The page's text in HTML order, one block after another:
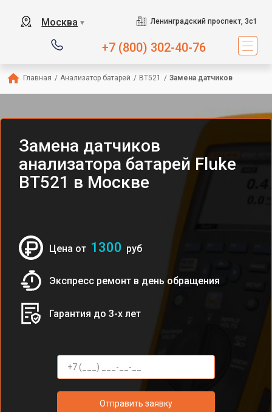
Москва ▼ Ленинградский проспект, 3с1
+7 (800) 302-40-76
Главная / Анализатор батарей / BT521 / Замена датчиков
Замена датчиков
анализатора батарей Fluke
BT521 в Москве
Цена от 1300 руб
Экспресс ремонт в день обращения
Гарантия до 3-х лет
Отправить заявку